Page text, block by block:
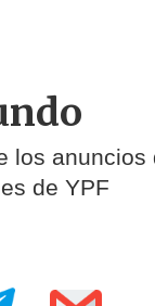
los anuncios
de YPF